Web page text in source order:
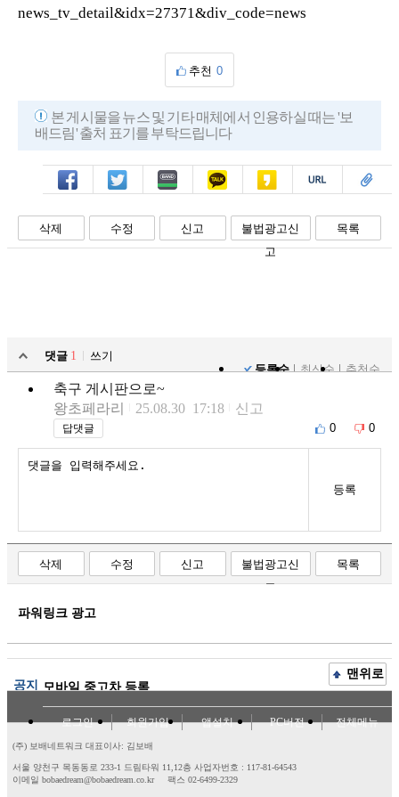
news_tv_detail&idx=27371&div_code=news
추천 0
본 게시물을 뉴스 및 기타 매체에서 인용하실 때는 '보
배드림' 출처 표기를 부탁드립니다
페북 트윗 밴드 카톡 카스 복사 스크랩
삭제 수정 신고
불법광고신
고
목록
댓글 1
쓰기
등록순
최신순 추천순
축구 게시판으로~
왕초페라리
25.08.30 17:18 신고
답댓글 0 0
등록
삭제 수정 신고
불법광고신
고
목록
파워링크 광고
공지 모바일 중고차 등록
맨위로
로그인 회원가입 앱설치 PC버전 전체메뉴
(주) 보배네트워크 대표이사: 김보배
서울 양천구 목동동로 233-1 드림타워 11,12층 사업자번호 : 117-81-64543
이메일 bobaedream@bobaedream.co.kr
팩스 02-6499-2329